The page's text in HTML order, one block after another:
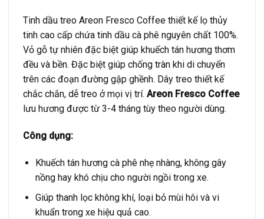
Tinh dầu treo Areon Fresco Coffee thiết kế lọ thủy
tinh cao cấp chứa tinh dầu cà phê nguyên chất 100%.
Vỏ gỗ tự nhiên đặc biệt giúp khuếch tán hương thơm
đều và bền. Đặc biệt giúp chống tràn khi di chuyển
trên các đoạn đường gập ghềnh. Dây treo thiết kế
chắc chắn, dễ treo ở mọi vị trí. Areon Fresco Coffee
lưu hương được từ 3-4 tháng tùy theo người dùng.
Công dụng:
Khuếch tán hương cà phê nhẹ nhàng, không gây
nồng hay khó chịu cho người ngồi trong xe.
Giúp thanh lọc không khí, loại bỏ mùi hôi và vi
khuẩn trong xe hiệu quả cao.